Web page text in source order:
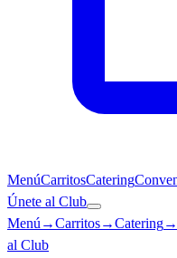
MenúCarritosCatering
Únete al Club
Menú →Carritos→Catering→
al Club